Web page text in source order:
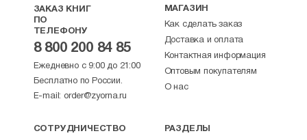
ЗАКАЗ КНИГ
ПО
ТЕЛЕФОНУ
8 800 200 84 85
Ежедневно с 9:00 до 21:00
Бесплатно по России.
E-mail: order@zyorna.ru
МАГАЗИН
Как сделать заказ
Доставка и оплата
Контактная информация
Оптовым покупателям
О нас
СОТРУДНИЧЕСТВО
РАЗДЕЛЫ